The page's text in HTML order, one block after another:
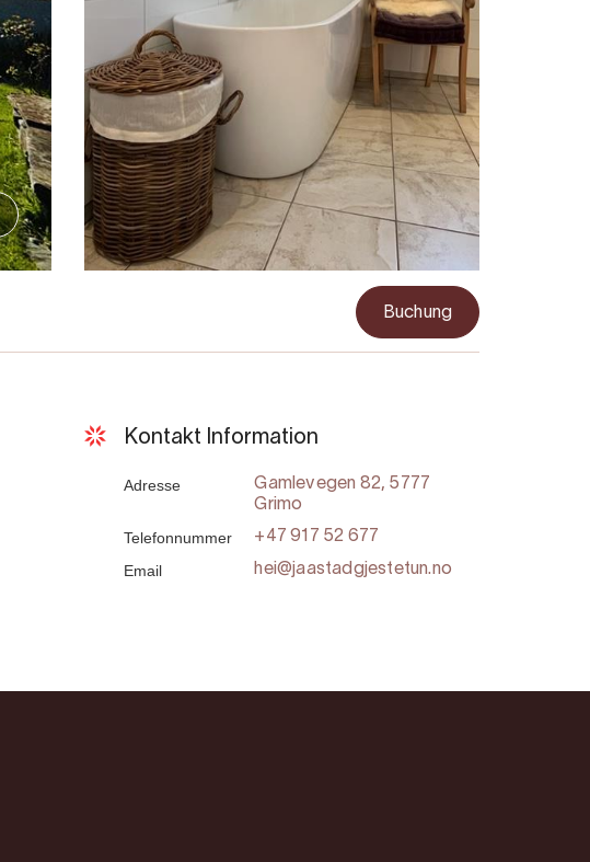
Buchung
Kontakt Information
Adresse
Gamlevegen 82, 5777
Grimo
Telefonnummer +47 917 52 677
Email hei@jaastadgjestetun.no